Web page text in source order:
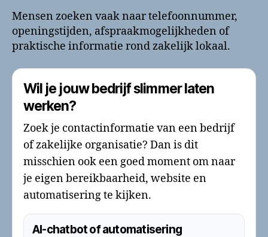
Mensen zoeken vaak naar telefoonnummer,
openingstijden, afspraakmogelijkheden of
praktische informatie rond zakelijk lokaal.
Wil je jouw bedrijf slimmer laten
werken?
Zoek je contactinformatie van een bedrijf
of zakelijke organisatie? Dan is dit
misschien ook een goed moment om naar
je eigen bereikbaarheid, website en
automatisering te kijken.
AI-chatbot of automatisering